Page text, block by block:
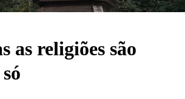
as religiões são